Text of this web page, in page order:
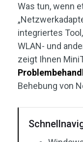
Was tun, wenn
integriertes
WLAN- und
zeigt Ihnen
Behebung von